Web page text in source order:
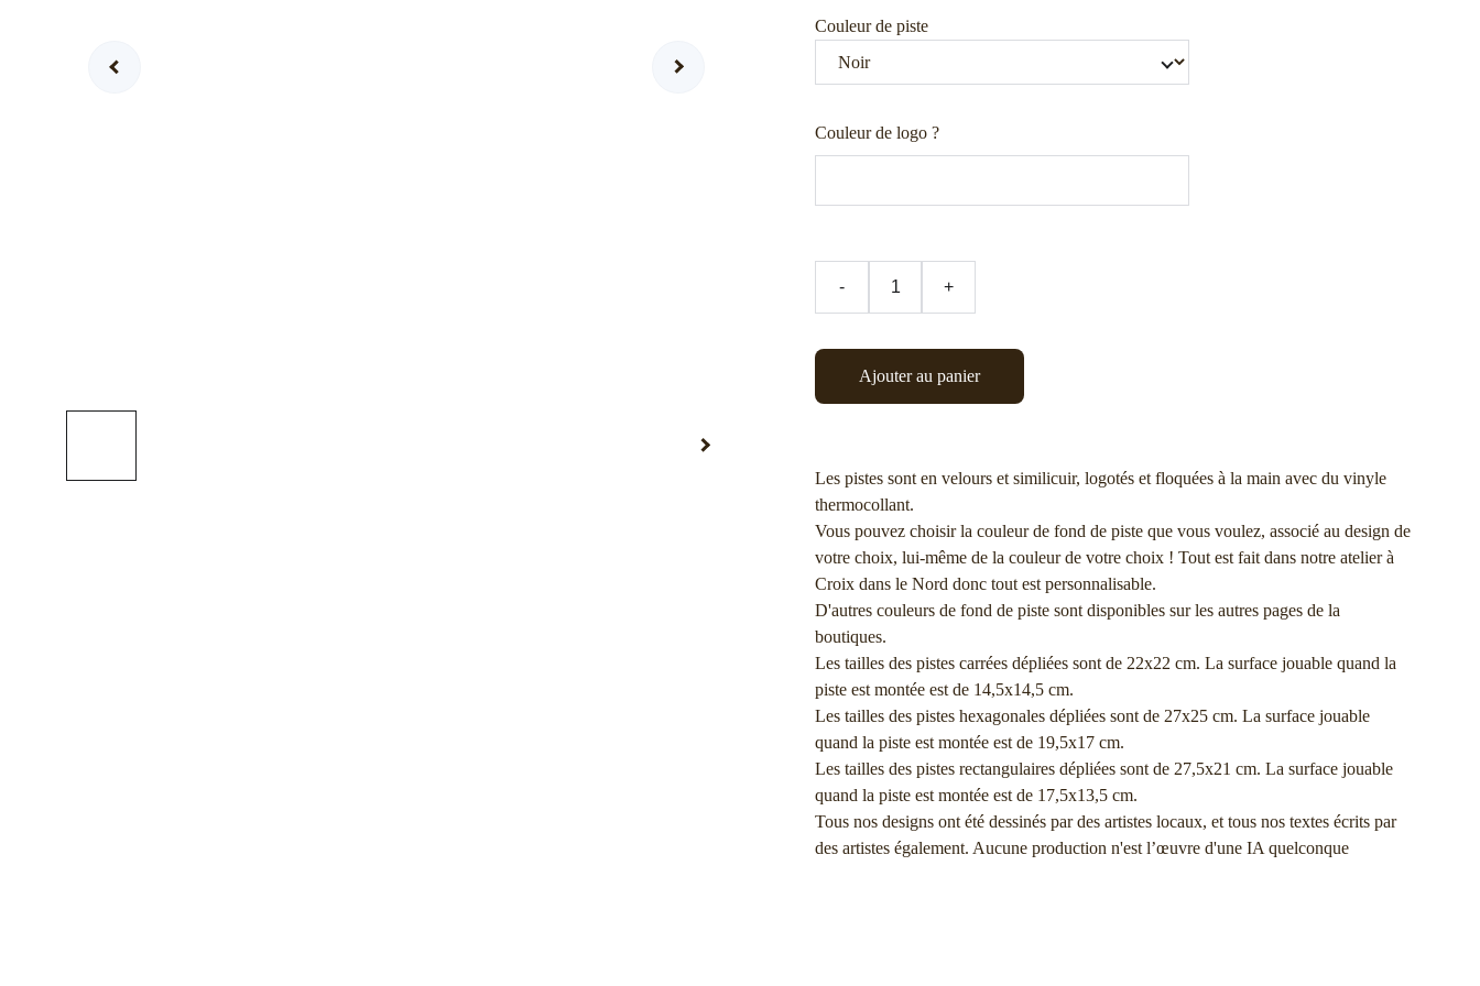
Couleur de piste
Couleur de logo ?
- +
Ajouter au panier
Les pistes sont en velours et similicuir, logotés et floquées à la main avec du vinyle
thermocollant.
Vous pouvez choisir la couleur de fond de piste que vous voulez, associé au design de
votre choix, lui-même de la couleur de votre choix ! Tout est fait dans notre atelier à
Croix dans le Nord donc tout est personnalisable.
D'autres couleurs de fond de piste sont disponibles sur les autres pages de la
boutiques.
Les tailles des pistes carrées dépliées sont de 22x22 cm. La surface jouable quand la
piste est montée est de 14,5x14,5 cm.
Les tailles des pistes hexagonales dépliées sont de 27x25 cm. La surface jouable
quand la piste est montée est de 19,5x17 cm.
Les tailles des pistes rectangulaires dépliées sont de 27,5x21 cm. La surface jouable
quand la piste est montée est de 17,5x13,5 cm.
Tous nos designs ont été dessinés par des artistes locaux, et tous nos textes écrits par
des artistes également. Aucune production n'est l’œuvre d'une IA quelconque